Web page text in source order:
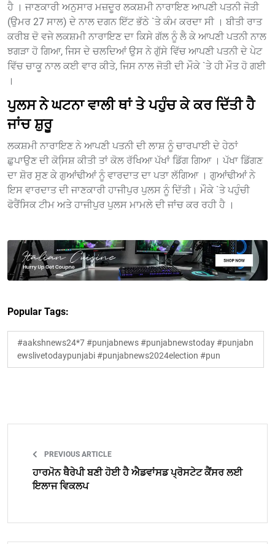
ਹੈ । ਜਾਣਕਾਰੀ ਅਨੁਸਾਰ ਮਜ਼ਦੂਰ ਲਕਸ਼ਮੀ ਨਾਰਾਇਣ ਆਪਣੀ ਪਤਨੀ ਜੋਤੀ
(ਉਮਰ 27 ਸਾਲ) ਦੇ ਨਾਲ ਦਗਨ ਇੱਟ ਭੱਠੇ `ਤੇ ਕੰਮ ਕਰਦਾ ਸੀ । ਬੀਤੀ ਰਾਤ
ਕਰੀਬ ਦੋ ਵਜੇ ਲਕਸ਼ਮੀ ਨਾਰਾਇਣ ਦਾ ਕਿਸੇ ਗੱਲ ਨੂੰ ਲੈ ਕੇ ਆਪਣੀ ਪਤਨੀ ਨਾਲ
ਝਗੜਾ ਹੋ ਗਿਆ, ਜਿਸ ਦੇ ਚਲਦਿਆਂ ਉਸ ਨੇ ਗੁੱਸੇ ਵਿੱਚ ਆਪਣੀ ਪਤਨੀ ਦੇ ਪੇਟ
ਵਿੱਚ ਚਾਕੂ ਨਾਲ ਕਈ ਵਾਰ ਕੀਤੇ, ਜਿਸ ਨਾਲ ਜੋਤੀ ਦੀ ਮੌਕੇ `ਤੇ ਹੀ ਮੌਤ ਹੋ ਗਈ
।
ਪੁਲਸ ਨੇ ਘਟਨਾ ਵਾਲੀ ਥਾਂ ਤੇ ਪਹੁੰਚ ਕੇ ਕਰ ਦਿੱਤੀ ਹੈ
ਜਾਂਚ ਸ਼ੁਰੂ
ਲਕਸ਼ਮੀ ਨਾਰਾਇਣ ਨੇ ਆਪਣੀ ਪਤਨੀ ਦੀ ਲਾਸ਼ ਨੂੰ ਚਾਰਪਾਈ ਦੇ ਹੇਠਾਂ
ਛੁਪਾਉਣ ਦੀ ਕੋਸਿ਼ਸ਼ ਕੀਤੀ ਤਾਂ ਕੋਲ ਰੱਖਿਆ ਪੱਖਾਂ ਡਿੱਗ ਗਿਆ । ਪੱਖਾ ਡਿੱਗਣ
ਦਾ ਸ਼ੋਰ ਸੁਣ ਕੇ ਗੁਆਂਢੀਆਂ ਨੂੰ ਵਾਰਦਾਤ ਦਾ ਪਤਾ ਲੱਗਿਆ । ਗੁਆਂਢੀਆਂ ਨੇ
ਇਸ ਵਾਰਦਾਤ ਦੀ ਜਾਣਕਾਰੀ ਹਾਜੀਪੁਰ ਪੁਲਸ ਨੂੰ ਦਿੱਤੀ। ਮੌਕੇ `ਤੇ ਪਹੁੰਚੀ
ਫੋਰੈਂਸਿਕ ਟੀਮ ਅਤੇ ਹਾਜੀਪੁਰ ਪੁਲਸ ਮਾਮਲੇ ਦੀ ਜਾਂਚ ਕਰ ਰਹੀ ਹੈ ।
Popular Tags:
#aakshnews24*7 #punjabnews #punjabnewstoday #punjabn
ewslivetodaypunjabi #punjabnews2024election #pun
PREVIOUS ARTICLE
ਹਾਰਮੋਨ ਥੈਰੇਪੀ ਬਣੀ ਹੋਈ ਹੈ ਐਡਵਾਂਸਡ ਪ੍ਰੋਸਟੇਟ ਕੈਂਸਰ ਲਈ
ਇਲਾਜ ਵਿਕਲਪ